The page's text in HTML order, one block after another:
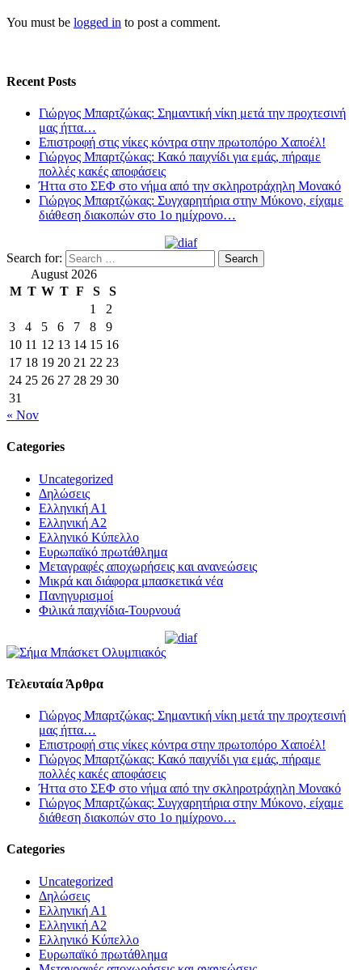
You must be logged in to post a comment.
Recent Posts
Γιώργος Μπαρτζώκας: Σημαντική νίκη μετά την προχτεσινή
μας ήττα…
Επιστροφή στις νίκες κόντρα στην πρωτοπόρο Χαποέλ!
Γιώργος Μπαρτζώκας: Κακό παιχνίδι για εμάς, πήραμε
πολλές κακές αποφάσεις
Ήττα στο ΣΕΦ στο νήμα από την σκληροτράχηλη Μονακό
Γιώργος Μπαρτζώκας: Συγχαρητήρια στην Μύκονο, είχαμε
διάθεση διακοπών στο 1ο ημίχρονο…
Search for:
August 2026
M T W T F S
S
1
2
3
4 5 6 7 8
9
10 11 12 13 14 15 16
17 18 19 20 21 22 23
24 25 26 27 28 29 30
31
« Nov
Categories
Uncategorized
Δηλώσεις
Ελληνική Α1
Ελληνική Α2
Ελληνικό Κύπελλο
Ευρωπαϊκό πρωτάθλημα
Μεταγραφές αποχωρήσεις και ανανεώσεις
Μικρά και διάφορα μπασκετικά νέα
Πανηγυρισμοί
Φιλικά παιχνίδια-Τουρνουά
Τελευταία Άρθρα
Γιώργος Μπαρτζώκας: Σημαντική νίκη μετά την προχτεσινή
μας ήττα…
Επιστροφή στις νίκες κόντρα στην πρωτοπόρο Χαποέλ!
Γιώργος Μπαρτζώκας: Κακό παιχνίδι για εμάς, πήραμε
πολλές κακές αποφάσεις
Ήττα στο ΣΕΦ στο νήμα από την σκληροτράχηλη Μονακό
Γιώργος Μπαρτζώκας: Συγχαρητήρια στην Μύκονο, είχαμε
διάθεση διακοπών στο 1ο ημίχρονο…
Categories
Uncategorized
Δηλώσεις
Ελληνική Α1
Ελληνική Α2
Ελληνικό Κύπελλο
Ευρωπαϊκό πρωτάθλημα